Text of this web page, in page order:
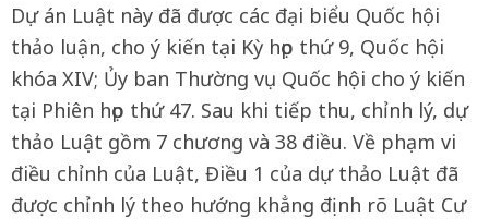
Dự án Luật này đã được các đại biểu Quốc hội
thảo luận, cho ý kiến tại Kỳ họp thứ 9, Quốc hội
khóa XIV; Ủy ban Thường vụ Quốc hội cho ý kiến
tại Phiên họp thứ 47. Sau khi tiếp thu, chỉnh lý, dự
thảo Luật gồm 7 chương và 38 điều. Về phạm vi
điều chỉnh của Luật, Điều 1 của dự thảo Luật đã
được chỉnh lý theo hướng khẳng định rõ Luật Cư